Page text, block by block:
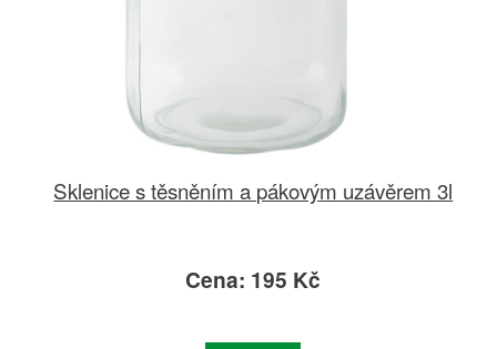
Sklenice s těsněním a pákovým uzávěrem 3l
Cena: 195 Kč